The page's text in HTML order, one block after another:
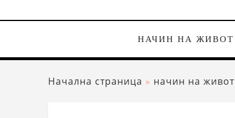
НАЧИН НА ЖИВОТ
Начална страница » начин на живот